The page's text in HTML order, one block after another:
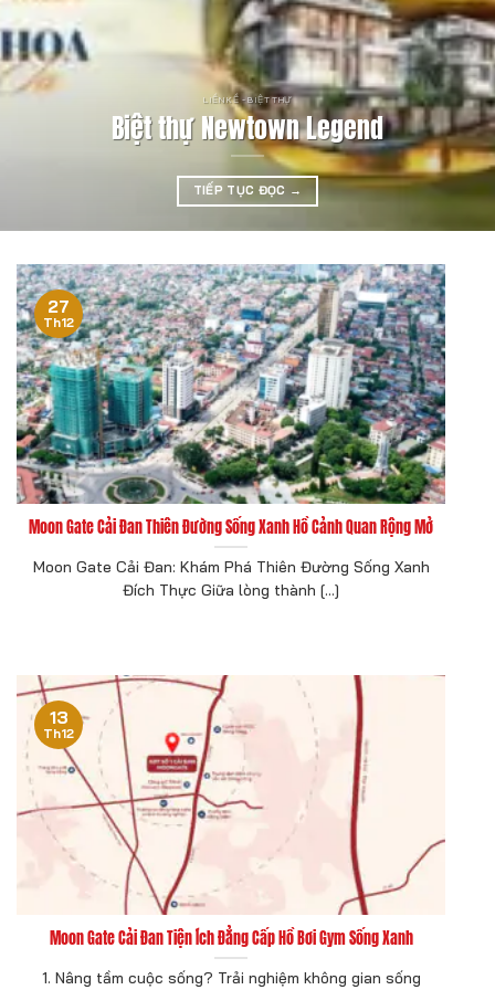
LIỀN KỀ - BIỆT THỰ
Biệt thự Newtown Legend
TIẾP TỤC ĐỌC →
Moon Gate Cải Đan Thiên Đường Sống Xanh Hồ Cảnh Quan Rộng Mở
Moon Gate Cải Đan: Khám Phá Thiên Đường Sống Xanh
Đích Thực Giữa lòng thành [...]
27
Th12
Moon Gate Cải Đan Tiện Ích Đẳng Cấp Hồ Bơi Gym Sống Xanh
1. Nâng tầm cuộc sống? Trải nghiệm không gian sống
13
Th12